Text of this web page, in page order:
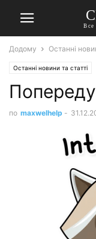
Все
Додому Останні
Останні новини та статті
по maxwelhelp -